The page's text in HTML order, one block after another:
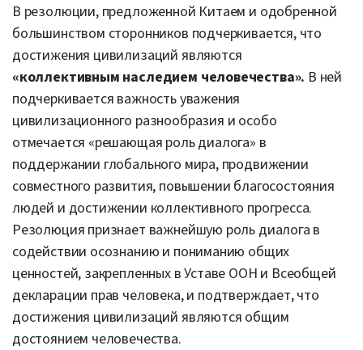
В резолюции, предложенной Китаем и одобренной
большинством сторонников подчеркивается, что
достижения цивилизаций являются
«коллективным наследием человечества». В ней
подчеркивается важность уважения
цивилизационного разнообразия и особо
отмечается «решающая роль диалога» в
поддержании глобального мира, продвижении
совместного развития, повышении благосостояния
людей и достижении коллективного прогресса.
Резолюция признает важнейшую роль диалога в
содействии осознанию и пониманию общих
ценностей, закрепленных в Уставе ООН и Всеобщей
декларации прав человека, и подтверждает, что
достижения цивилизаций являются общим
достоянием человечества.